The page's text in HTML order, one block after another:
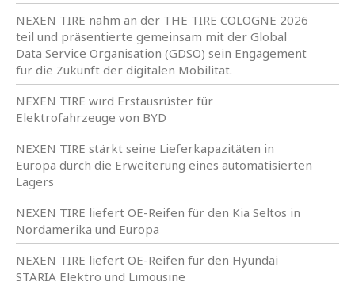
NEXEN TIRE nahm an der THE TIRE COLOGNE 2026
teil und präsentierte gemeinsam mit der Global
Data Service Organisation (GDSO) sein Engagement
für die Zukunft der digitalen Mobilität.
NEXEN TIRE wird Erstausrüster für
Elektrofahrzeuge von BYD
NEXEN TIRE stärkt seine Lieferkapazitäten in
Europa durch die Erweiterung eines automatisierten
Lagers
NEXEN TIRE liefert OE-Reifen für den Kia Seltos in
Nordamerika und Europa
NEXEN TIRE liefert OE-Reifen für den Hyundai
STARIA Elektro und Limousine